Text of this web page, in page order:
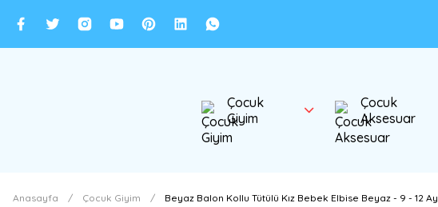
Çocuk
Giyim
Çocuk
Aksesuar
Anasayfa Çocuk Giyim Beyaz Balon Kollu Tütülü Kız Bebek Elbise Beyaz - 9 - 12 Ay